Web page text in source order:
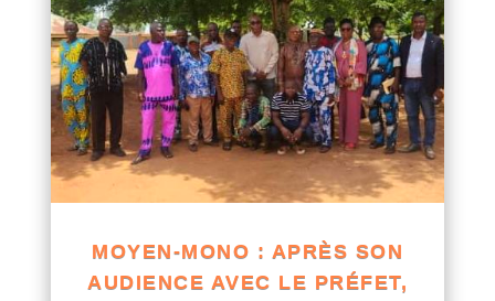
MOYEN-MONO : APRÈS SON
AUDIENCE AVEC LE PRÉFET,